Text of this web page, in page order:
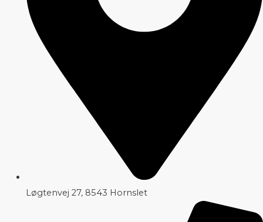
Løgtenvej 27, 8543 Hornslet